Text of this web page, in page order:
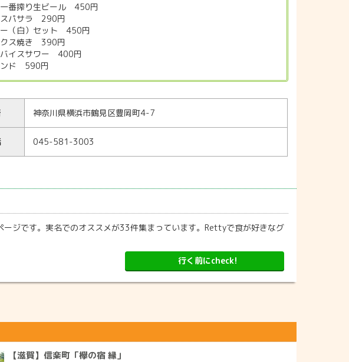
番搾り生ビール 450円
スパサラ 290円
（白）セット 450円
ス焼き 390円
バイスサワー 400円
ンド 590円
神奈川県横浜市鶴見区豊岡町4-7
045-581-3003
です。実名でのオススメが33件集まっています。Rettyで食が好きなグ
行く前にcheck!
【滋賀】信楽町「欅の宿 縁」